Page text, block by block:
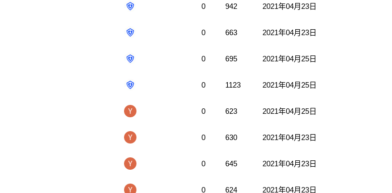
0 942 2021年04月23日
0 663 2021年04月23日
0 695 2021年04月25日
0 1123 2021年04月25日
0 623 2021年04月25日
0 630 2021年04月23日
0 645 2021年04月23日
0 624 2021年04月23日